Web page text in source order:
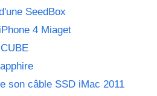
SeedBox
4 Miaget
son câble SSD iMac 2011